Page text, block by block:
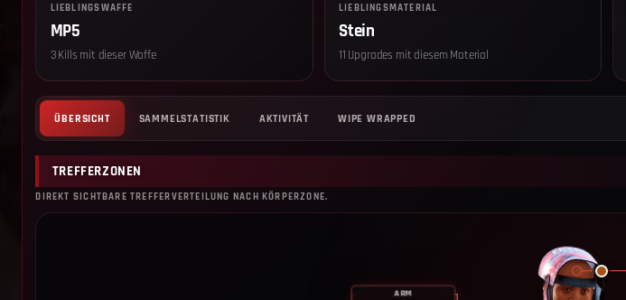
LIEBLINGSWAFFE
MP5
3 Kills mit dieser Waffe
LIEBLINGSMATERIAL
Stein
11 Upgrades mit diesem Material
ÜBERSICHT SAMMELSTATISTIK AKTIVITÄT WIPE WRAPPED
TREFFERZONEN
DIREKT SICHTBARE TREFFERVERTEILUNG NACH KÖRPERZONE.
ARM